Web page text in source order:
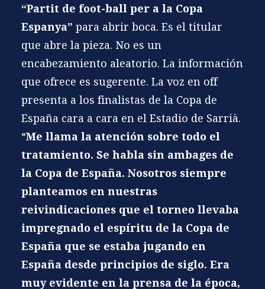
“Partit de foot-ball per a la Copa
Espanya” para abrir boca. Es el titular
que abre la pieza. No es un
encabezamiento aleatorio. La información
que ofrece es sugerente. La voz en off
presenta a los finalistas de la Copa de
España cara a cara en el Estadio de Sarrià.
“Me llama la atención sobre todo el
tratamiento. Se habla sin ambages de
la Copa de España. Nosotros siempre
planteamos en nuestras
reivindicaciones que el torneo llevaba
impregnado el espíritu de la Copa de
España que se estaba jugando en
España desde principios de siglo. Era
muy evidente en la prensa de la época,